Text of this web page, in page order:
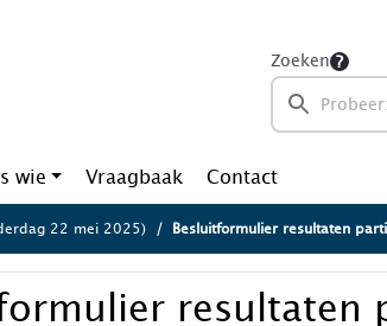
Zoeken
wie Vraagbaak Contact
22 mei 2025) Besluitformulier resultaten
resultaten